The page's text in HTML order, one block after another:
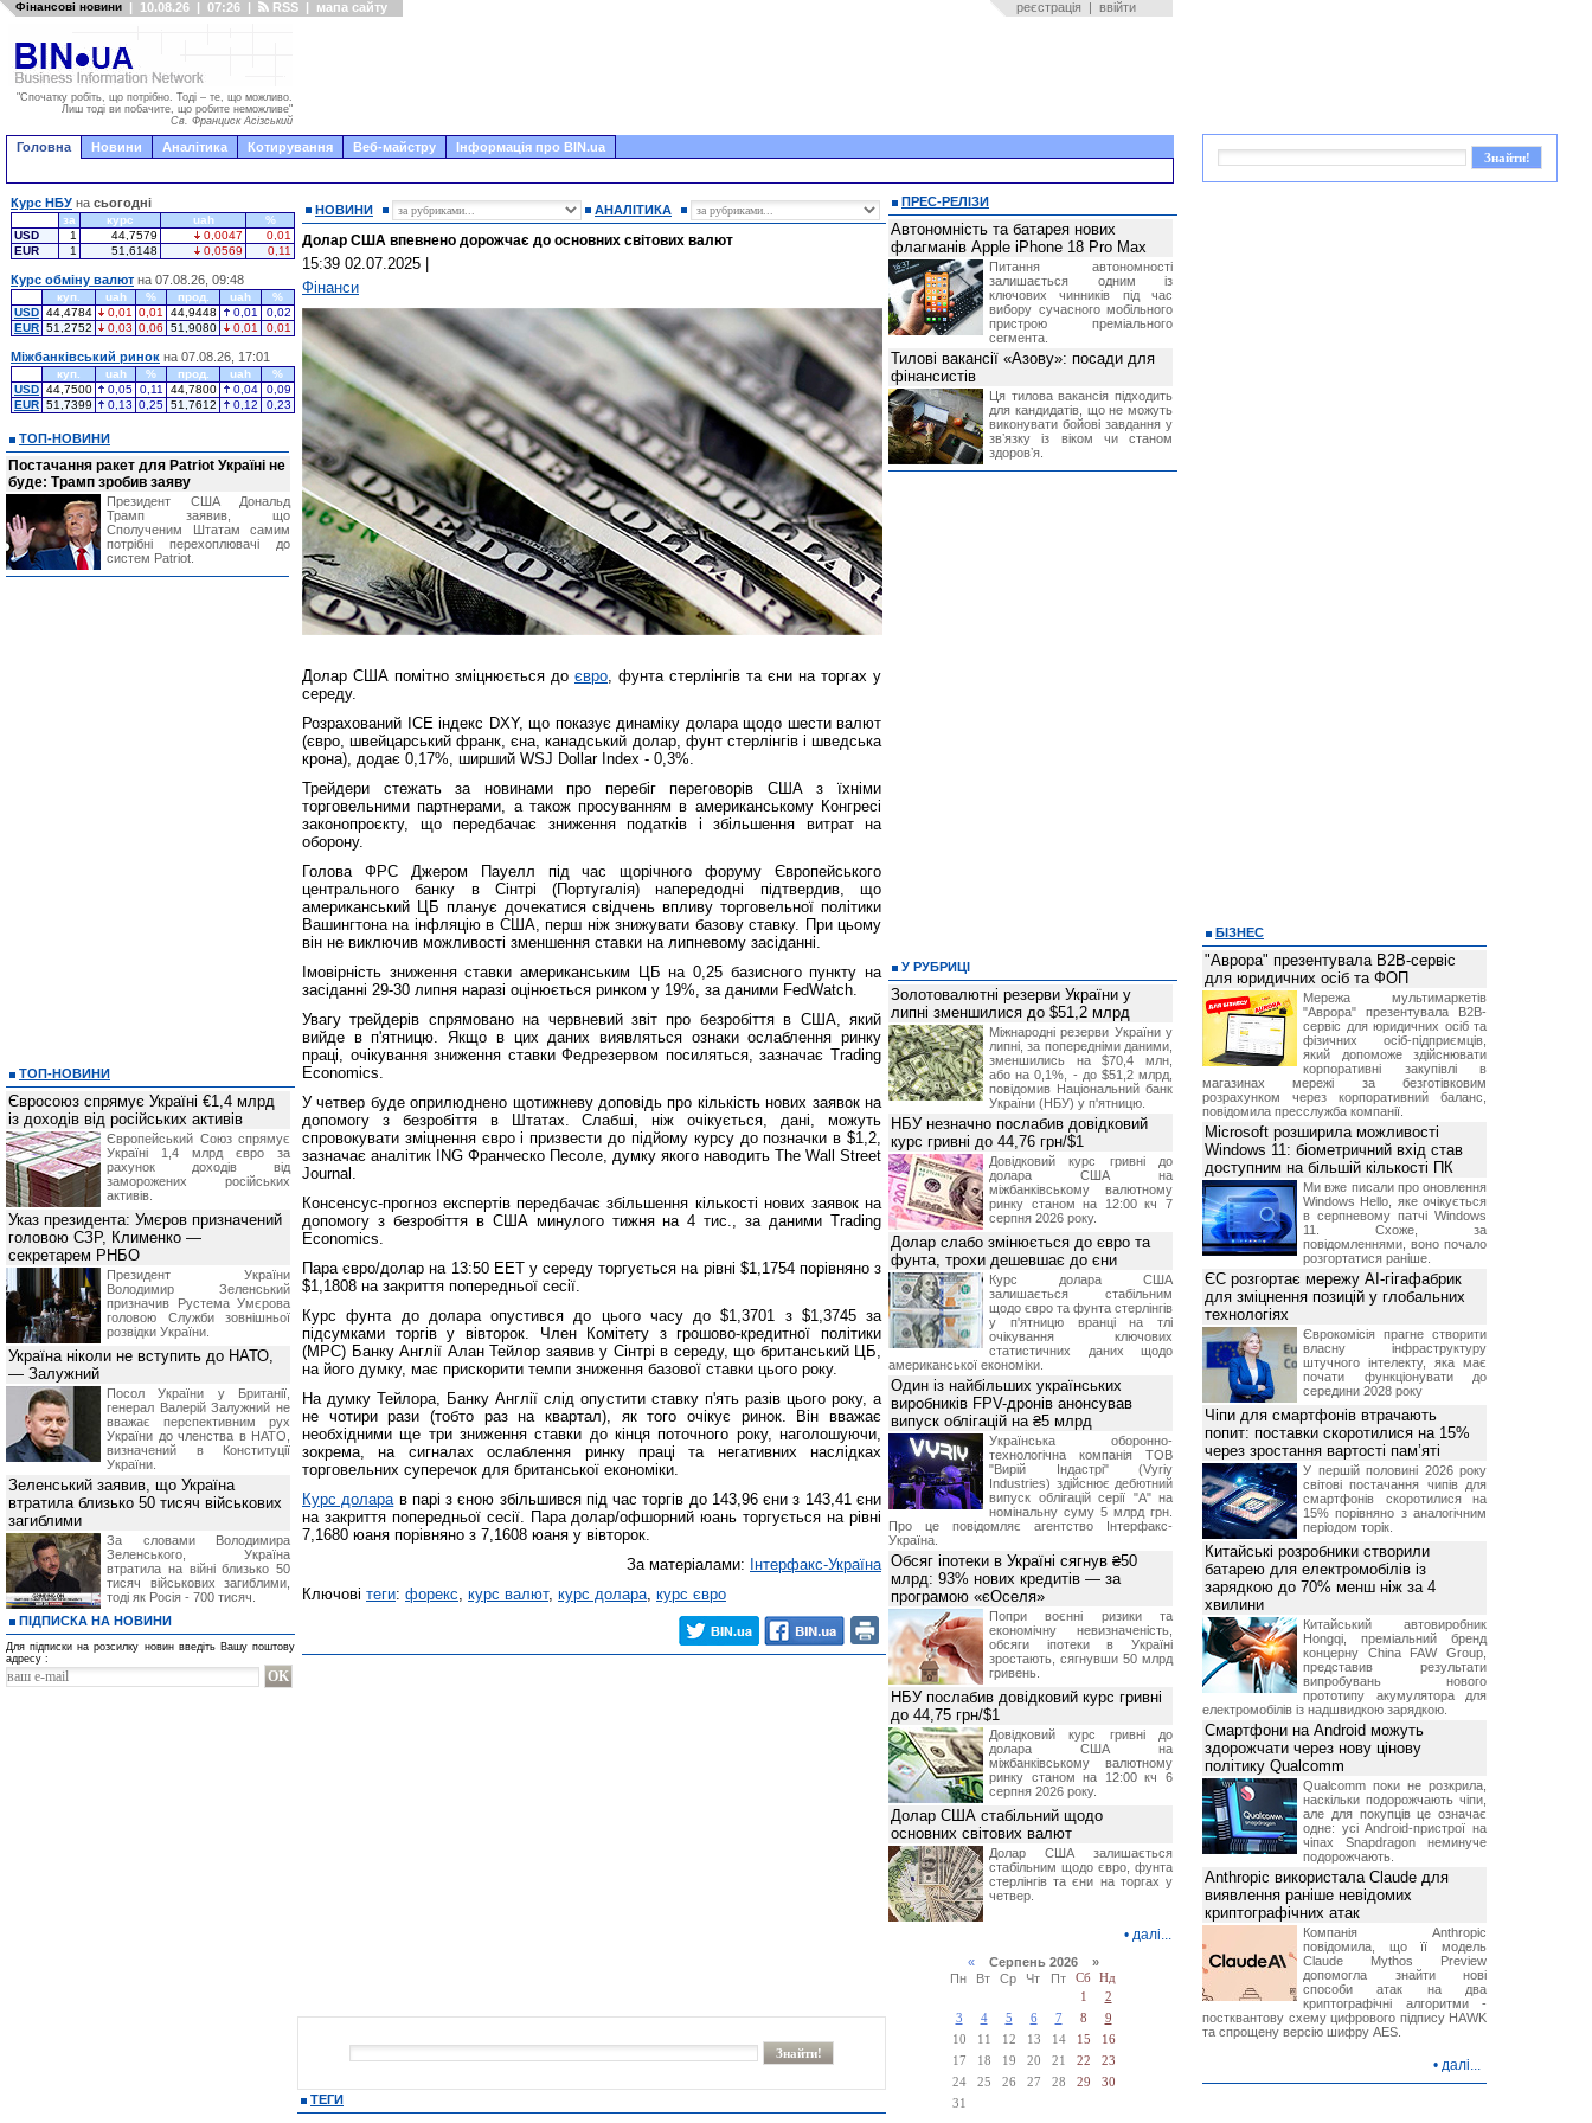
Фінансові новини | 10.08.26 | 07:26 | RSS | мапа сайту реєстрація | ввійти
"Спочатку робіть, що потрібно. Тоді – те, що можливо.
Лиш тоді ви побачите, що робите неможливе"
Св. Франциск Асізський
Головна Новини Аналітика Котирування Веб-майстру Інформація про BIN.ua
НОВИНИ АНАЛІТИКА
Долар США впевнено дорожчає до основних світових валют
15:39 02.07.2025
Фінанси
Долар США помітно зміцнюється до євро, фунта стерлінгів та єни на торгах у
середу.
Розрахований ICE індекс DXY, що показує динаміку долара щодо шести валют
(євро, швейцарський франк, єна, канадський долар, фунт стерлінгів і шведська
крона), додає 0,17%, ширший WSJ Dollar Index - 0,3%.
Трейдери стежать за новинами про перебіг переговорів США з їхніми
торговельними партнерами, а також просуванням в американському Конгресі
законопроєкту, що передбачає зниження податків і збільшення витрат на
оборону.
Голова ФРС Джером Пауелл під час щорічного форуму Європейського
центрального банку в Сінтрі (Португалія) напередодні підтвердив, що
американський ЦБ планує дочекатися свідчень впливу торговельної політики
Вашингтона на інфляцію в США, перш ніж знижувати базову ставку. При цьому
він не виключив можливості зменшення ставки на липневому засіданні.
Імовірність зниження ставки американським ЦБ на 0,25 базисного пункту на
засіданні 29-30 липня наразі оцінюється ринком у 19%, за даними FedWatch.
Увагу трейдерів спрямовано на червневий звіт про безробіття в США, який
вийде в п'ятницю. Якщо в цих даних виявляться ознаки ослаблення ринку
праці, очікування зниження ставки Федрезервом посиляться, зазначає Trading
Economics.
У четвер буде оприлюднено щотижневу доповідь про кількість нових заявок на
допомогу з безробіття в Штатах. Слабші, ніж очікується, дані, можуть
спровокувати зміцнення євро і призвести до підйому курсу до позначки в $1,2,
зазначає аналітик ING Франческо Песоле, думку якого наводить The Wall Street
Journal.
Консенсус-прогноз експертів передбачає збільшення кількості нових заявок на
допомогу з безробіття в США минулого тижня на 4 тис., за даними Trading
Economics.
Пара євро/долар на 13:50 EET у середу торгується на рівні $1,1754 порівняно з
$1,1808 на закриття попередньої сесії.
Курс фунта до долара опустився до цього часу до $1,3701 з $1,3745 за
підсумками торгів у вівторок. Член Комітету з грошово-кредитної політики
(MPC) Банку Англії Алан Тейлор заявив у Сінтрі в середу, що британський ЦБ,
на його думку, має прискорити темпи зниження базової ставки цього року.
На думку Тейлора, Банку Англії слід опустити ставку п'ять разів цього року, а
не чотири рази (тобто раз на квартал), як того очікує ринок. Він вважає
необхідними ще три зниження ставки до кінця поточного року, наголошуючи,
зокрема, на сигналах ослаблення ринку праці та негативних наслідках
торговельних суперечок для британської економіки.
Курс доларав парі з єною збільшився під час торгів до 143,96 єни з 143,41 єни
на закриття попередньої сесії. Пара долар/офшорний юань торгується на рівні
7,1680 юаня порівняно з 7,1608 юаня у вівторок.
За матеріалами: Інтерфакс-Україна
Ключові теги: форекс, курс валют, курс долара, курс євро
ТЕГИ
Курс НБУ на сьогодні
за курс uah
%
USD
1 44,7579 0,0047
0,01
EUR
1 51,6148 0,0569 0,11
Курс обміну валют на 07.08.26, 09:48
куп. uah % прод. uah
%
USD 44,4784 0,01 0,01 44,9448 0,01
0,02
EUR 51,2752 0,03 0,06 51,9080 0,01 0,01
Міжбанківський ринок на 07.08.26, 17:01
куп. uah % прод. uah
%
USD 44,7500 0,05 0,11 44,7800 0,04
0,09
EUR 51,7399 0,13 0,25 51,7612 0,12 0,23
ТОП-НОВИНИ
Постачання ракет для Patriot Україні не
буде: Трамп зробив заяву
Президент США Дональд
Трамп заявив, що
Сполученим Штатам самим
потрібні перехоплювачі до
систем Patriot.
ТОП-НОВИНИ
Євросоюз спрямує Україні €1,4 млрд
із доходів від російських активів
Європейський Союз спрямує
Україні 1,4 млрд євро за
рахунок доходів від
заморожених російських
активів.
Указ президента: Умєров призначений
головою СЗР, Клименко —
секретарем РНБО
Президент України
Володимир Зеленський
призначив Pустема Умєрова
головою Служби зовнішньої
розвідки України.
Україна ніколи не вступить до НАТО,
— Залужний
Посол України у Британії,
генерал Валерій Залужний не
вважає перспективним рух
України до членства в НАТО,
визначений в Конституції
України.
Зеленський заявив, що Україна
втратила близько 50 тисяч військових
загиблими
За словами Володимира
Зеленського, Україна
втратила на війні близько 50
тисяч військових загиблими,
тоді як Росія - 700 тисяч.
ПІДПИСКА НА НОВИНИ
Для підписки на розсилку новин введіть Вашу поштову
адресу :
ПРЕС-РЕЛІЗИ
Автономність та батарея нових
флагманів Apple iPhone 18 Pro Max
Питання автономності
залишається одним із
ключових чинників під час
вибору сучасного мобільного
пристрою преміального
сегмента.
Тилові вакансії «Азову»: посади для
фінансистів
Ця тилова вакансія підходить
для кандидатів, що не можуть
виконувати бойові завдання у
звʼязку із віком чи станом
здоровʼя.
У РУБРИЦІ
Золотовалютні резерви України у
липні зменшилися до $51,2 млрд
Міжнародні резерви України у
липні, за попередніми даними,
зменшились на $70,4 млн,
або на 0,1%, - до $51,2 млрд,
повідомив Національний банк
України (НБУ) у п'ятницю.
НБУ незначно послабив довідковий
курс гривні до 44,76 грн/$1
Довідковий курс гривні до
долара США на
міжбанківському валютному
ринку станом на 12:00 кч 7
серпня 2026 року.
Долар слабо змінюється до євро та
фунта, трохи дешевшає до єни
Курс долара США
залишається стабільним
щодо євро та фунта стерлінгів
у п'ятницю вранці на тлі
очікування ключових
статистичних даних щодо
американської економіки.
Один із найбільших українських
виробників FPV-дронів анонсував
випуск облігацій на ₴5 млрд
Українська оборонно-
технологічна компанія ТОВ
"Вирій Індастрі" (Vyriy
Industries) здійснює дебютний
випуск облігацій серії "А" на
номінальну суму 5 млрд грн.
Про це повідомляє агентство Інтерфакс-
Україна.
Обсяг іпотеки в Україні сягнув ₴50
млрд: 93% нових кредитів — за
програмою «єОселя»
Попри воєнні ризики та
економічну невизначеність,
обсяги іпотеки в Україні
зростають, сягнувши 50 млрд
гривень.
НБУ послабив довідковий курс гривні
до 44,75 грн/$1
Довідковий курс гривні до
долара США на
міжбанківському валютному
ринку станом на 12:00 кч 6
серпня 2026 року.
Долар США стабільний щодо
основних світових валют
Долар США залишається
стабільним щодо євро, фунта
стерлінгів та єни на торгах у
четвер.
• далі...
«Серпень 2026 »
Пн
Вт Ср Чт Пт Сб
Нд
1
2
3
4 5 6 7 8
9
10
11 12 13 14 15
16
17
18 19 20 21 22
23
24
25 26 27 28 29
30
31
БІЗНЕС
"Аврора" презентувала B2B-сервіс
для юридичних осіб та ФОП
Мережа мультимаркетів
"Аврора" презентувала B2B-
сервіс для юридичних осіб та
фізичних осіб-підприємців,
який допоможе здійснювати
корпоративні закупівлі в
магазинах мережі за безготівковим
розрахунком через корпоративний баланс,
повідомила пресслужба компанії.
Microsoft розширила можливості
Windows 11: біометричний вхід став
доступним на більшій кількості ПК
Ми вже писали про оновлення
Windows Hello, яке очікується
в серпневому патчі Windows
11. Схоже, за
повідомленнями, воно почало
розгортатися раніше.
ЄС розгортає мережу AI-гігафабрик
для зміцнення позицій у глобальних
технологіях
Єврокомісія прагне створити
власну інфраструктуру
штучного інтелекту, яка має
почати функціонувати до
середини 2028 року
Чіпи для смартфонів втрачають
попит: поставки скоротилися на 15%
через зростання вартості пам’яті
У першій половині 2026 року
світові постачання чипів для
смартфонів скоротилися на
15% порівняно з аналогічним
періодом торік.
Китайські розробники створили
батарею для електромобілів із
зарядкою до 70% менш ніж за 4
хвилини
Китайський автовиробник
Hongqi, преміальний бренд
концерну China FAW Group,
представив результати
випробувань нового
прототипу акумулятора для
електромобілів із надшвидкою зарядкою.
Смартфони на Android можуть
здорожчати через нову цінову
політику Qualcomm
Qualcomm поки не розкрила,
наскільки подорожчають чіпи,
але для покупців це означає
одне: усі Android-пристрої на
чіпах Snapdragon неминуче
подорожчають.
Anthropic використала Claude для
виявлення раніше невідомих
криптографічних атак
Компанія Anthropic
повідомила, що її модель
Claude Mythos Preview
допомогла знайти нові
способи атак на два
криптографічні алгоритми -
постквантову схему цифрового підпису HAWK
та спрощену версію шифру AES.
• далі...